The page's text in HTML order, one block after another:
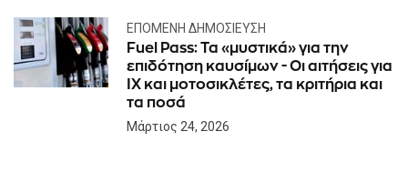
ΕΠΌΜΕΝΗ ΔΗΜΟΣΊΕΥΣΗ
Fuel Pass: Τα «μυστικά» για την
επιδότηση καυσίμων - Οι αιτήσεις για
ΙΧ και μοτοσικλέτες, τα κριτήρια και
τα ποσά
Μάρτιος 24, 2026